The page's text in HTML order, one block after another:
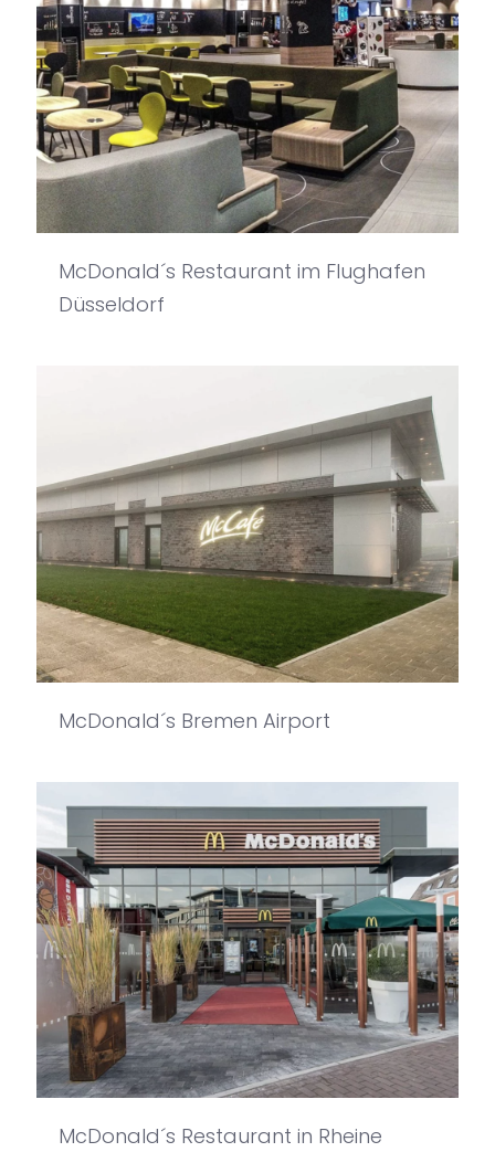
McDonald´s Restaurant im Flughafen
Düsseldorf
McDonald´s Bremen Airport
McDonald´s Restaurant in Rheine